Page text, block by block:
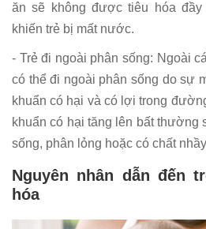
ăn sẽ không được tiêu hóa
khiến trẻ bị mất nước.
- Trẻ đi ngoài phân sống: Ngoài
có thể đi ngoài phân sống do sự
khuẩn có hại và có lợi trong
khuẩn có hại tăng lên bất thường
sống, phân lỏng hoặc có chất
Nguyên nhân dẫn đến
hóa